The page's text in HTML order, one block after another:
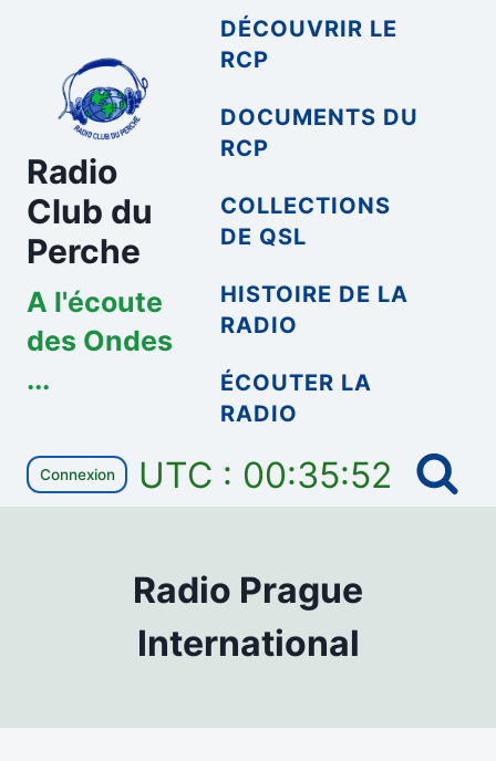
contenu
Radio
Club du
Perche
A l'écoute
des Ondes
...
DÉCOUVRIR LE
RCP
DOCUMENTS DU
RCP
COLLECTIONS
DE QSL
HISTOIRE DE LA
RADIO
ÉCOUTER LA
RADIO
Connexion UTC : 00:35:52
Radio Prague
International